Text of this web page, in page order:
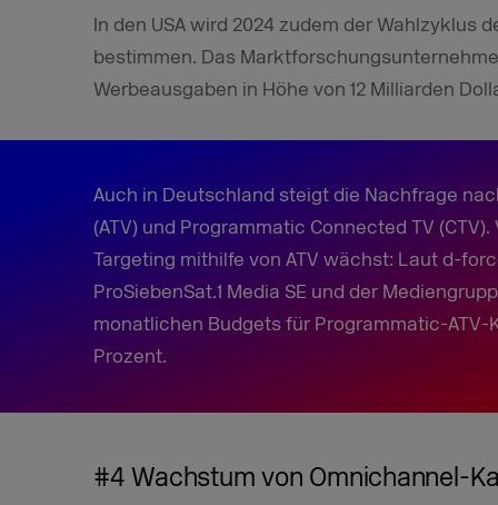
In den USA wird 2024 zudem der Wahlzyklus
bestimmen. Das
Werbeausgaben in Höhe von 12 Milliarden
Auch in Deutschland steigt die Nachfrage
(ATV) und Programmatic Connected TV (CTV).
Targeting mithilfe von ATV wächst: Laut d-
ProSiebenSat.1 Media SE und der
monatlichen Budgets für Programmatic-ATV-
Prozent.
#4 Wachstum von Omnichannel-